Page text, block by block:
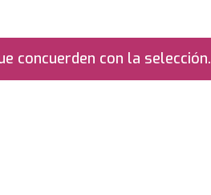
concuerden con la selección.